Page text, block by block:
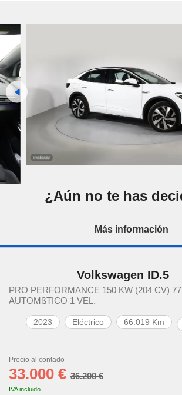
¿Aún no te has
Más información
Volkswagen ID.5
PRO PERFORMANCE 150 KW (204 CV)
AUTOMßTICO 1 VEL.
2023 Eléctrico 66.019 Km
Precio al contado
33.000 € 36.200 €
IVA incluido